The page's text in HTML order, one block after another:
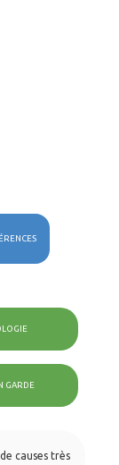
GARDE
causes très